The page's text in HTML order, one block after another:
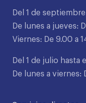
Del 1 de
De lunes a jueves:
Viernes: De 9.00 a
Del 1 de julio hasta
De lunes a viernes: